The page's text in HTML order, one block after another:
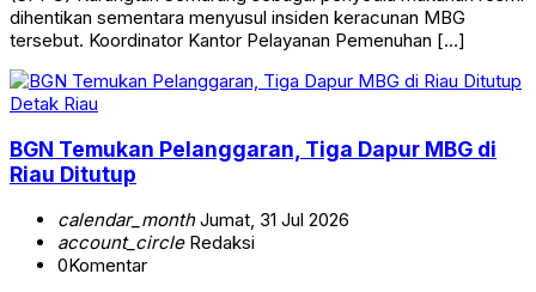
dihentikan sementara menyusul insiden keracunan MBG
tersebut. Koordinator Kantor Pelayanan Pemenuhan […]
Detak Riau
BGN Temukan Pelanggaran, Tiga Dapur MBG di
Riau Ditutup
calendar_monthJumat, 31 Jul 2026
account_circleRedaksi
0Komentar